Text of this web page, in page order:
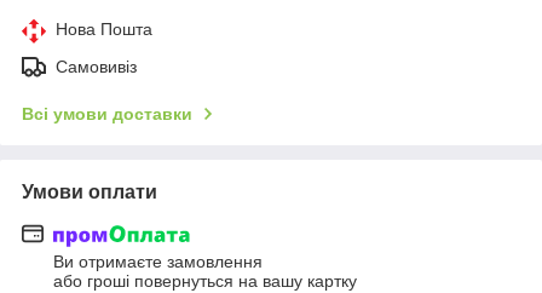
Нова Пошта
Самовивіз
Всі умови доставки
Умови оплати
Ви отримаєте замовлення
або гроші повернуться на вашу картку